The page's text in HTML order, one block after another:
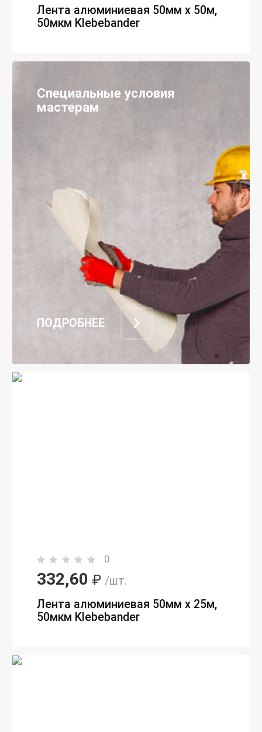
Лента алюминиевая 50мм х 50м,
50мкм Klebebander
0
332,60 ₽ /шт.
Лента алюминиевая 50мм х 25м,
50мкм Klebebander
Специальные условия
мастерам
ПОДРОБНЕЕ